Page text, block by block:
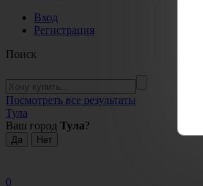
Вход
Регистрация
Поиск
Посмотреть все результаты
Тула
Ваш город Тула?
0